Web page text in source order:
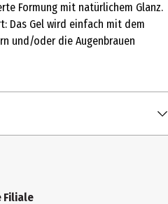
Formung mit natürlichem Glanz.
Das Gel wird einfach mit dem
und/oder die Augenbrauen
Filiale